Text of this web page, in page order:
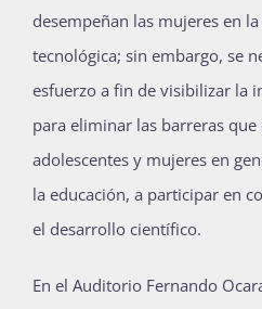
desempeñan las mujeres en
tecnológica; sin embargo, se
esfuerzo a fin de visibilizar la
para eliminar las barreras
adolescentes y mujeres en
la educación, a participar en
el desarrollo científico.
En el Auditorio Fernando